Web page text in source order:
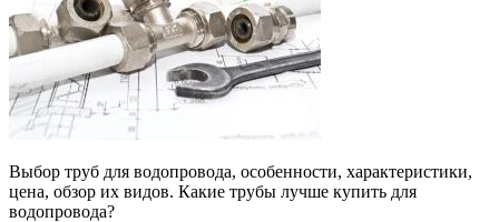
Выбор труб для водопровода, особенности, характеристики,
цена, обзор их видов. Какие трубы лучше купить для
водопровода?